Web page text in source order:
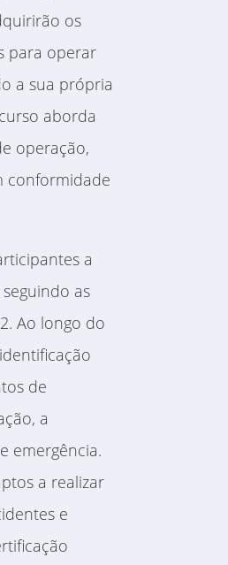
os
para operar
a sua própria
aborda
operação,
conformidade
a
as
Ao longo do
de
a
emergência.
a realizar
e